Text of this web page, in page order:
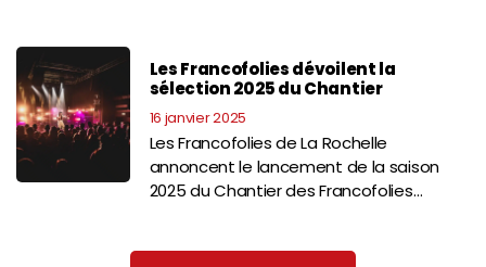
Les Francofolies dévoilent la
sélection 2025 du Chantier
16 janvier 2025
Les Francofolies de La Rochelle
annoncent le lancement de la saison
2025 du Chantier des Francofolies…